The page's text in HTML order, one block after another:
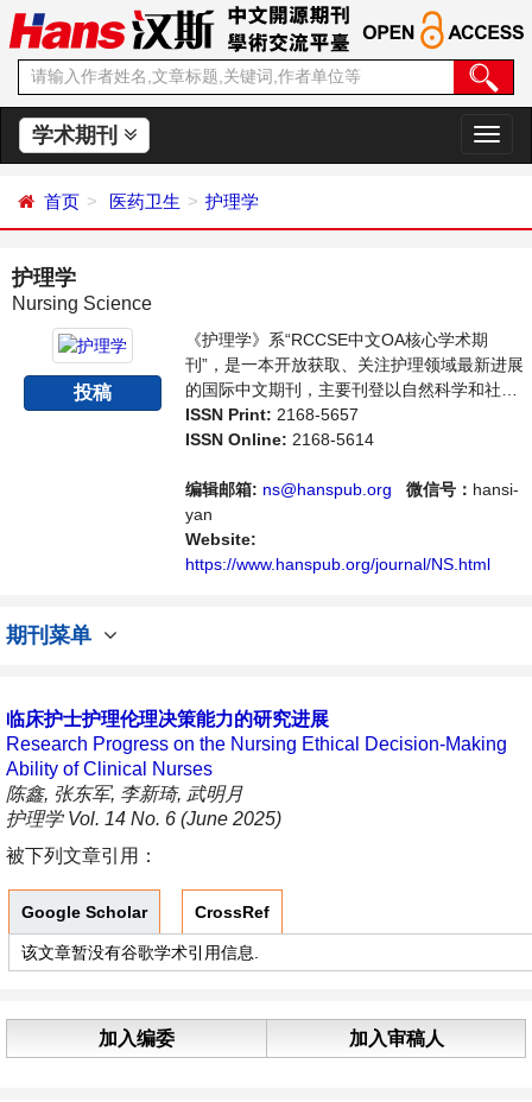
学术期刊
切
换
首页 医药卫生 护理学
护理学
Nursing Science
投稿
《护理学》系“RCCSE中文OA核心学术期
刊”，是一本开放获取、关注护理领域最新进展
的国际中文期刊，主要刊登以自然科学和社会
科学理论为基础，对人类健康的护理理论、知
识、技能及其发展规律等相关领域的论文。本
学术，集学术性、思想性为一体，旨在给世界
范围内的科学家、学者、科研人员提供一个传
播、分享和讨论护理学领域内不同方向问题与
发展的交流平台。
ISSN Print: 2168-5657
ISSN Online: 2168-5614
编辑邮箱: ns@hanspub.org 微信号： hansi-
yan
Website:
https://www.hanspub.org/journal/NS.html
期刊菜单
临床护士护理伦理决策能力的研究进展
Research Progress on the Nursing Ethical Decision-Making
Ability of Clinical Nurses
陈鑫, 张东军, 李新琦, 武明月
护理学 Vol. 14 No. 6 (June 2025)
被下列文章引用：
Google Scholar CrossRef
该文章暂没有谷歌学术引用信息.
加入编委 加入审稿人